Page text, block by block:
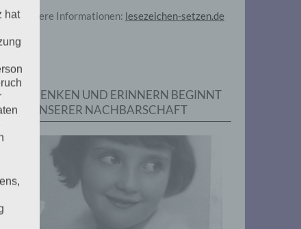
Weitere Informationen: lesezeichen-setzen.de
GEDENKEN UND ERINNERN BEGINNT
IN UNSERER NACHBARSCHAFT
hat